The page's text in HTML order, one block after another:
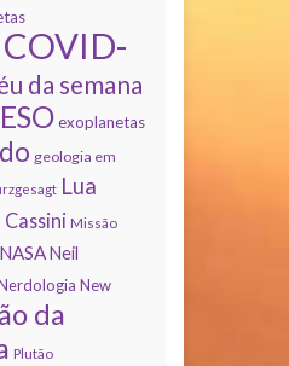
COVID-
da semana
ESO exoplanetas
geologia em
Lua
Missão
NASA Neil
New
da
Plutão